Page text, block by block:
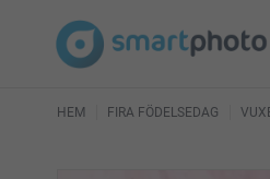
HEM FIRA FÖDELSEDAG